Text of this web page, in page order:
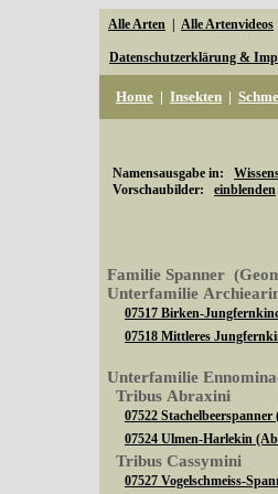
Alle Arten Alle Artenvideos
Datenschutzerklärung &
Home | Insekten |
Namensausgabe in:
Vorschaubilder: einblenden
Familie Spanner
Unterfamilie
07517 Birken-
07518 Mittleres
Unterfamilie
Tribus Abraxini
07522
07524 Ulmen-Harlekin
Tribus Cassymini
07527 Vogelschmeiss-